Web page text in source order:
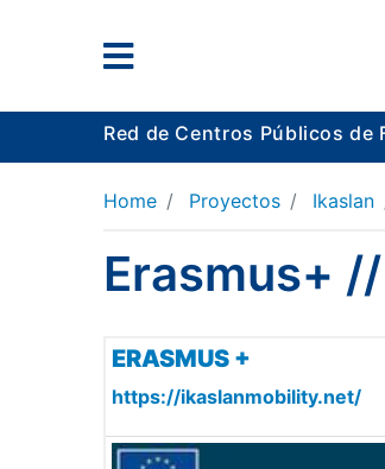
Red de Centros Públicos de
Home Proyectos Ikaslan
Erasmus+
ERASMUS +
https://ikaslanmobility.net/